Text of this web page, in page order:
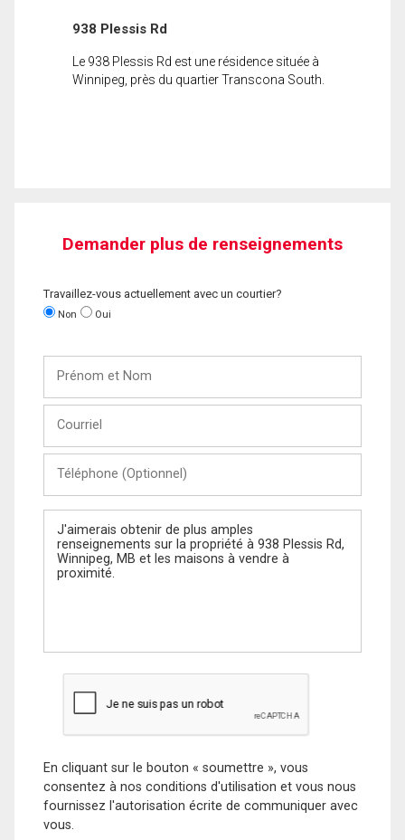
938 Plessis Rd
Le 938 Plessis Rd est une résidence située à
Winnipeg, près du quartier Transcona South.
Demander plus de renseignements
Travaillez-vous actuellement avec un courtier?
Non Oui
Nom
(Optionnel)
Message
En cliquant sur le bouton « soumettre », vous
consentez à nos conditions d'utilisation et vous nous
fournissez l'autorisation écrite de communiquer avec
vous.